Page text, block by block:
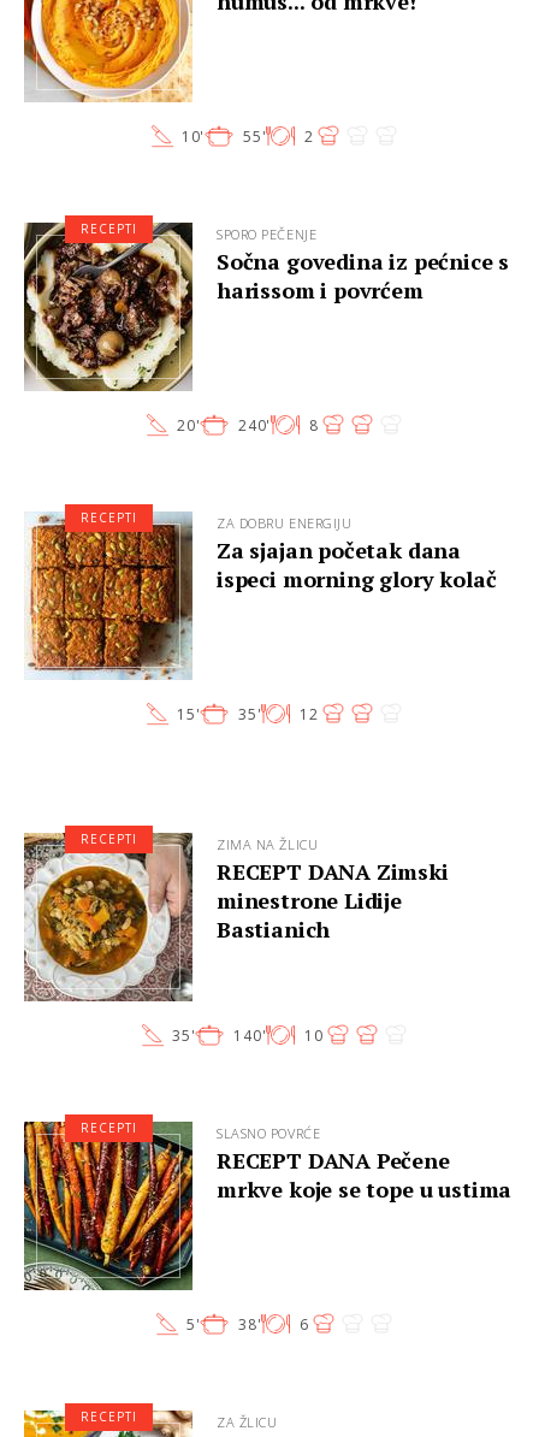
10' 55' 2
SPORO PEČENJE
Sočna govedina iz pećnice s
harissom i povrćem
20' 240' 8
RECEPTI
ZA DOBRU ENERGIJU
Za sjajan početak dana
ispeci morning glory kolač
15' 35' 12
RECEPTI
ZIMA NA ŽLICU
RECEPT DANA Zimski
minestrone Lidije
Bastianich
35' 140' 10
RECEPTI
SLASNO POVRĆE
RECEPT DANA Pečene
mrkve koje se tope u ustima
5' 38' 6
RECEPTI
ZA ŽLICU
RECEPTI